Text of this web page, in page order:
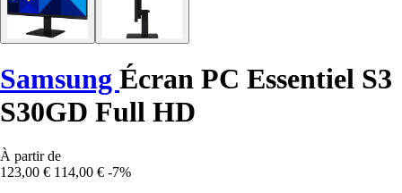
Samsung Écran PC Essentiel S3
S30GD Full HD
À partir de
123,00 € 114,00 € -7%